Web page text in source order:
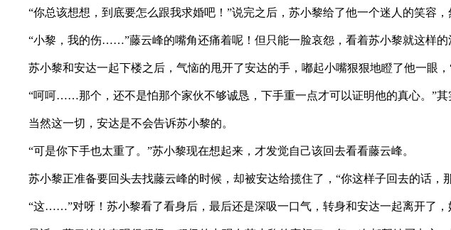
“你总该想想，到底要怎么跟我求婚吧！”说完之后，苏小黎给了他一个迷人的笑容，
“小黎，我的伤……”藤云峰的嘴角还痛着呢！但只能一脸哀怨，看着苏小黎就这样的
苏小黎和安达一起下楼之后，气恼的甩开了安达的手，嘟起小嘴狠狠地瞪了他一眼，
“呵呵……那个，还不是怕那个家伙不够诚恳，下手重一点才可以证明他的真心。”其
当然这一切，安达是不会告诉苏小黎的。
“可是你下手也太重了。”苏小黎现在想起来，才发觉自己该回去看看藤云峰。
苏小黎正准备要回头去找藤云峰的时候，却被安达给揽住了，“你这样子回去的话，
“这……”对呀！苏小黎看了看身后，最后还是深吸一口气，转身和安达一起离开了，